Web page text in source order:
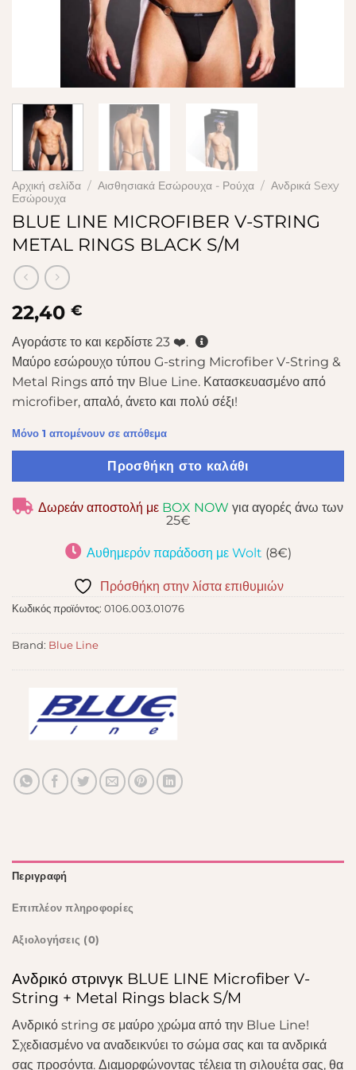
Αρχική σελίδα / Αισθησιακά Εσώρουχα - Ρούχα / Ανδρικά Sexy
Εσώρουχα
BLUE LINE MICROFIBER V-STRING
METAL RINGS BLACK S/M
22,40 €
Αγοράστε το και κερδίστε 23 ❤️.
Μαύρο εσώρουχο τύπου G-string Microfiber V-String &
Metal Rings από την Blue Line. Κατασκευασμένο από
microfiber, απαλό, άνετο και πολύ σέξι!
Μόνο 1 απομένουν σε απόθεμα
Προσθήκη στο καλάθι
Δωρεάν αποστολή με BOX NOW για αγορές άνω των
25€
Αυθημερόν παράδοση με Wolt (8€)
Πρόσθήκη στην λίστα επιθυμιών
Κωδικός προϊόντος: 0106.003.01076
Brand: Blue Line
Περιγραφή
Επιπλέον πληροφορίες
Αξιολογήσεις (0)
Ανδρικό στρινγκ BLUE LINE Microfiber V-
String + Metal Rings black S/M
Ανδρικό string σε μαύρο χρώμα από την Blue Line!
Σχεδιασμένο να αναδεικνύει το σώμα σας και τα ανδρικά
σας προσόντα. Διαμορφώνοντας τέλεια τη σιλουέτα σας, θα